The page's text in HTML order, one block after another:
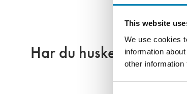
This website
We use cookies
information
other information
Har du husket?